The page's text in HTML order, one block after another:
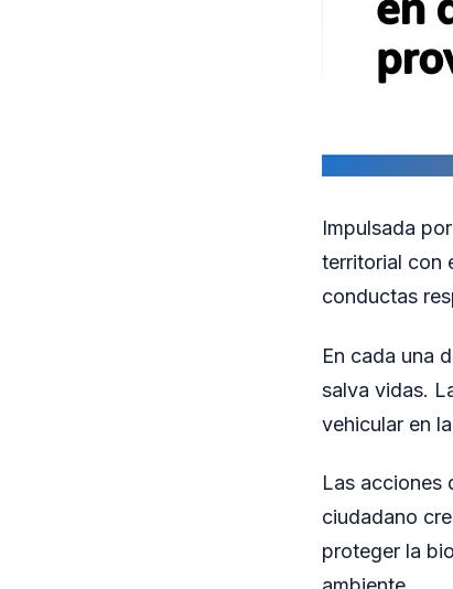
Impulsada
territorial con
conductas
En cada una
salva vidas.
vehicular en
Las acciones
ciudadano
proteger la